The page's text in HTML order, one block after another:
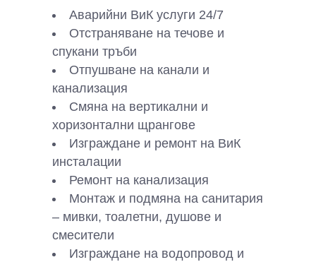
Аварийни ВиК услуги 24/7
Отстраняване на течове и
спукани тръби
Отпушване на канали и
канализация
Смяна на вертикални и
хоризонтални щрангове
Изграждане и ремонт на ВиК
инсталации
Ремонт на канализация
Монтаж и подмяна на санитария
– мивки, тоалетни, душове и
смесители
Изграждане на водопровод и